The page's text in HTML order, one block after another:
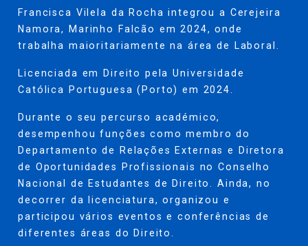
Francisca Vilela da Rocha integrou a Cerejeira
Namora, Marinho Falcão em 2024, onde
trabalha maioritariamente na área de Laboral.
Licenciada em Direito pela Universidade
Católica Portuguesa ( Porto) em 2024.
Durante o seu percurso académico,
desempenhou funções como membro do
Departamento de Relações Externas e Diretora
de Oportunidades Profissionais no Conselho
Nacional de Estudantes de Direito. Ainda, no
decorrer da licenciatura, organizou e
participou vários eventos e conferências de
diferentes áreas do Direito.